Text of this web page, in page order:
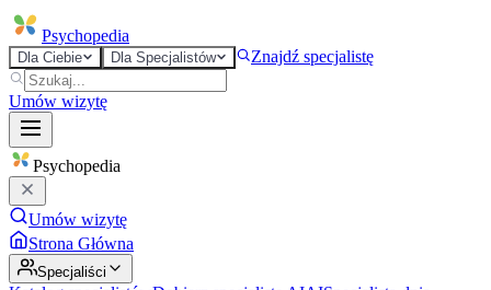
Psychopedia
Dla Ciebie Dla Specjalistów Znajdź specjalistę
Umów wizytę
Psychopedia
Umów wizytę
Strona Główna
Specjaliści